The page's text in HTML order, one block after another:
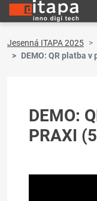
Jesenná ITAPA 2025
DEMO: QR platba v
DEMO:
PRAXI